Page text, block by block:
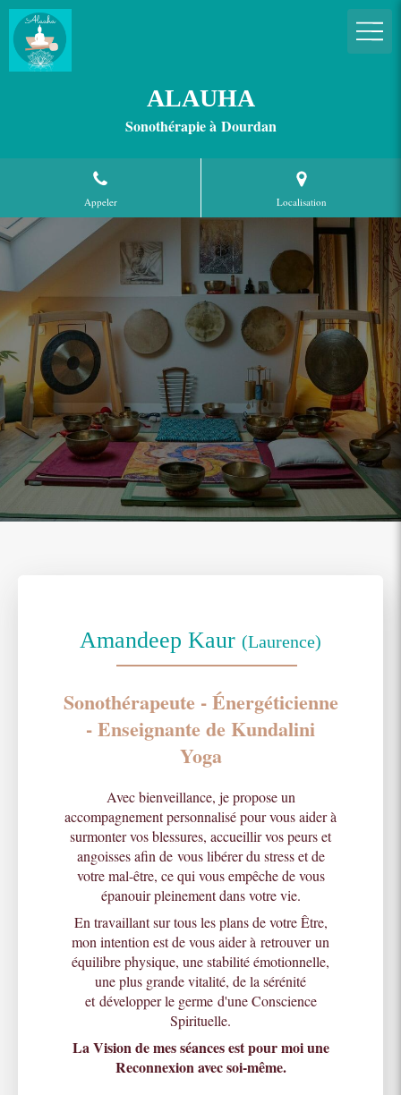
ALAUHA
Sonothérapie à Dourdan
Appeler Localisation
Amandeep Kaur (Laurence)
Sonothérapeute - Énergéticienne
- Enseignante de Kundalini
Yoga
Avec bienveillance, je propose un
accompagnement personnalisé pour vous aider à
surmonter vos blessures, accueillir vos peurs et
angoisses afin de vous libérer du stress et de
votre mal-être, ce qui vous empêche de vous
épanouir pleinement dans votre vie.
En travaillant sur tous les plans de votre Être,
mon intention est de vous aider à retrouver un
équilibre physique, une stabilité émotionnelle,
une plus grande vitalité, de la sérénité
et développer le germe d'une Conscience
Spirituelle.
La Vision de mes séances est pour moi une
Reconnexion avec soi-même.